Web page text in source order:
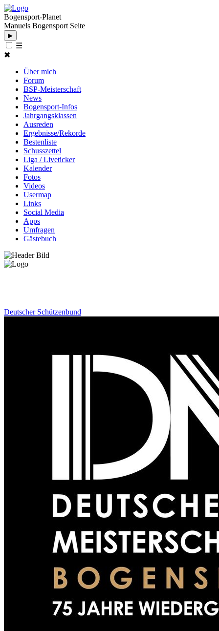
Bogensport-Planet
Manuels Bogensport Seite
▶
☰
✖
Über mich
Forum
BSP-Meisterschaft
News
Bogensport-Infos
Jahrgangsklassen
Ausreden
Ergebnisse/Rekorde
Bestenliste
Schusszettel
Liga / Liveticker
Kalender
Fotos
Videos
Usermap
Links
Social Media
Apps
Umfragen
Gästebuch
Deutscher Schützenbund